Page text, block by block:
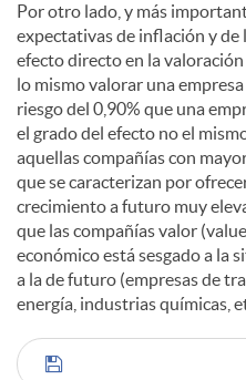
Por otro lado, y más
expectativas de inflación y
efecto directo en la valoración
lo mismo valorar una
riesgo del 0,90% que una
el grado del efecto no el
aquellas compañías con
que se caracterizan por
crecimiento a futuro muy
que las compañías valor
económico está sesgado a la
a la de futuro (empresas de
energía, industrias químicas,